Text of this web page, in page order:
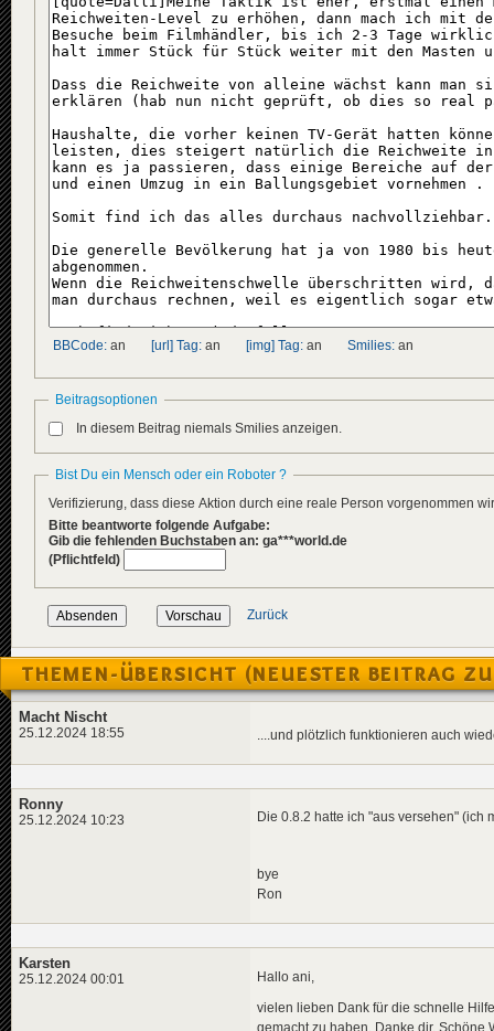
BBCode: an [url] Tag: an [img] Tag: an Smilies: an
Beitragsoptionen
In diesem Beitrag niemals Smilies anzeigen.
Bist Du ein Mensch oder ein Roboter ?
Verifizierung, dass diese Aktion durch eine reale Person vorgenommen
Bitte beantworte folgende Aufgabe:
Gib die fehlenden Buchstaben an: ga***world.de
(Pflichtfeld)
Zurück
THEMEN-ÜBERSICHT (NEUESTER BEITRAG
Macht Nischt
25.12.2024 18:55 ....und plötzlich funktionieren auch
Ronny
25.12.2024 10:23 Die 0.8.2 hatte ich "aus versehen" (ich
bye
Ron
Karsten
25.12.2024 00:01 Hallo ani,
vielen lieben Dank für die schnelle
gemacht zu haben. Danke dir. Schöne